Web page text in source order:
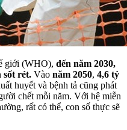
giới (WHO), đến năm 2030,
sốt rét. Vào năm 2050, 4,6 tỷ
huyết và bệnh tả cũng phát
chết mỗi năm. Với hệ miễn
rất có thể, con số thực sẽ